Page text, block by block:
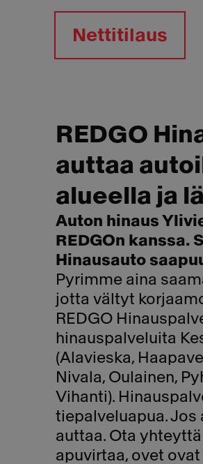
Nettitilaus
REDGO
auttaa
alueella ja
Auton hinaus
REDGOn kanssa.
Hinausauto
Pyrimme aina
jotta vältyt
REDGO
hinauspalveluita
(Alavieska,
Nivala, Oulainen,
Vihanti).
tiepalveluapua. Jos
auttaa. Ota
apuvirtaa, ovet